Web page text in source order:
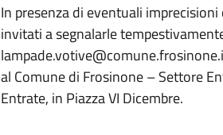
In presenza di eventuali
invitati a segnalarle
al Comune di Frosinone – Settore
Entrate, in Piazza VI Dicembre.